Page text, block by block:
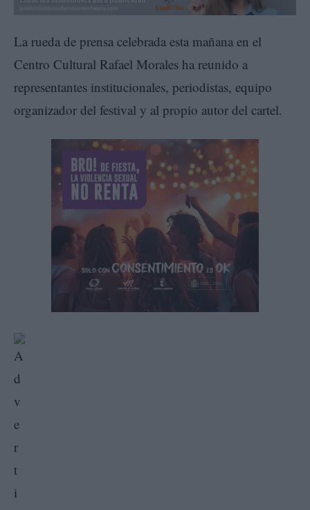
La rueda de prensa celebrada esta mañana en el
Centro Cultural Rafael Morales ha reunido a
representantes institucionales, periodistas, equipo
organizador del festival y al propio autor del cartel.